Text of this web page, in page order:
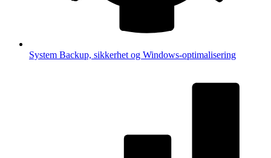
System Backup, sikkerhet og Windows-optimalisering